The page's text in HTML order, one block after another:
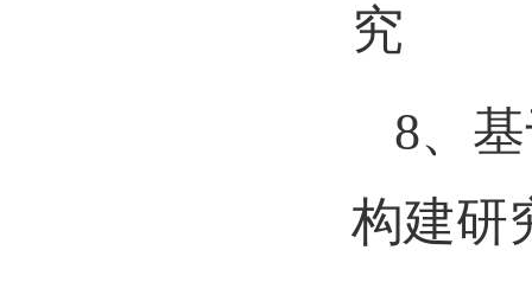
究
8、
构建研